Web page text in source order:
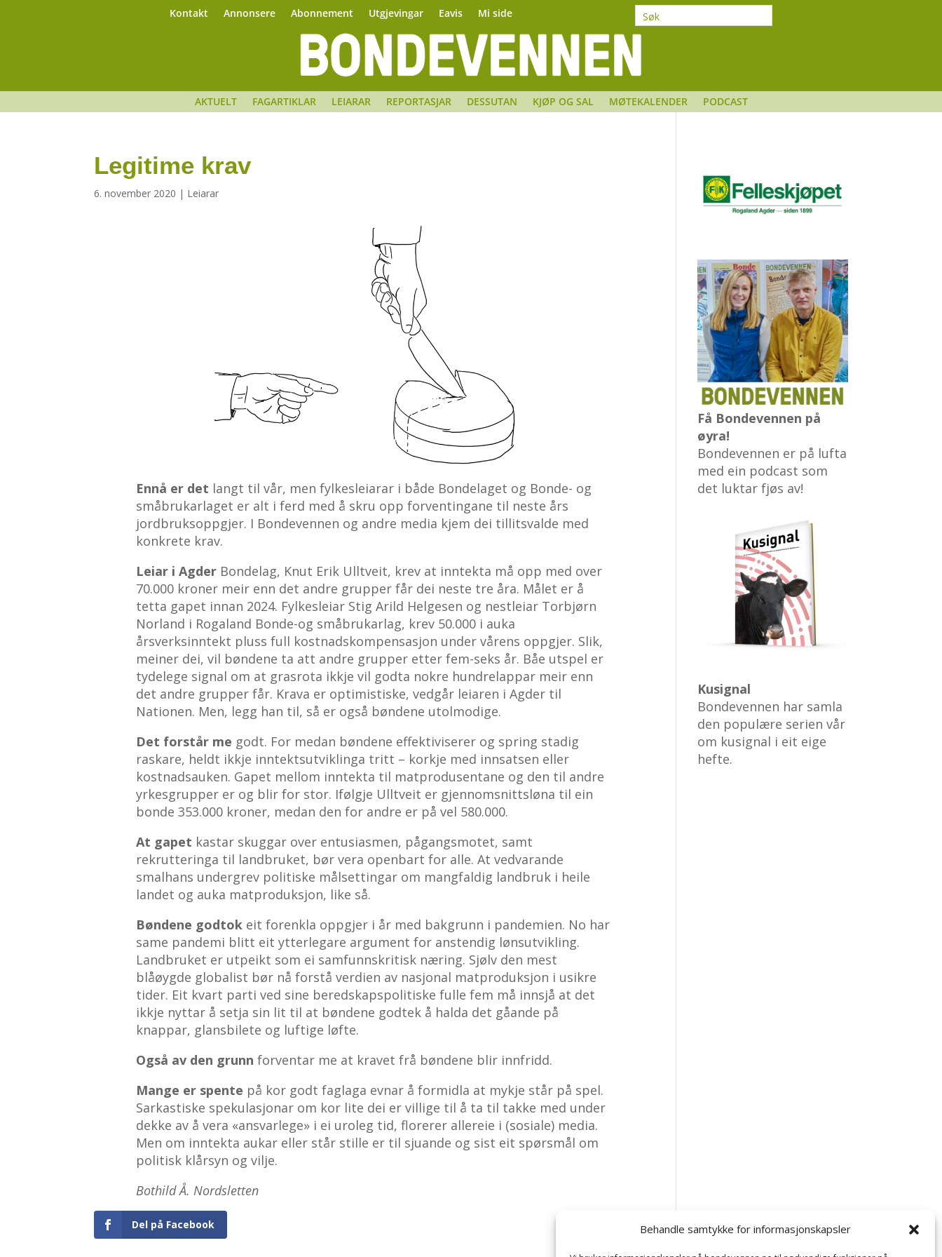
Behandle samtykke for informasjonskapsler
Kontakt Annonsere Abonnement Utgjevingar Eavis Mi side
AKTUELT FAGARTIKLAR LEIARAR REPORTASJAR DESSUTAN KJØP OG SAL MØTEKALENDER PODCAST
Legitime krav
6. november 2020 | Leiarar
Ennå er det langt til vår, men fylkesleiarar i både Bondelaget og Bonde- og
småbrukarlaget er alt i ferd med å skru opp forventingane til neste års
jordbruksoppgjer. I Bondevennen og andre media kjem dei tillitsvalde med
konkrete krav.
Leiar i Agder Bondelag, Knut Erik Ulltveit, krev at inntekta må opp med over
70.000 kroner meir enn det andre grupper får dei neste tre åra. Målet er å
tetta gapet innan 2024. Fylkesleiar Stig Arild Helgesen og nestleiar Torbjørn
Norland i Rogaland Bonde-og småbrukarlag, krev 50.000 i auka
årsverksinntekt pluss full kostnadskompensasjon under vårens oppgjer. Slik,
meiner dei, vil bøndene ta att andre grupper etter fem-seks år. Båe utspel er
tydelege signal om at grasrota ikkje vil godta nokre hundrelappar meir enn
det andre grupper får. Krava er optimistiske, vedgår leiaren i Agder til
Nationen. Men, legg han til, så er også bøndene utolmodige.
Det forstår me godt. For medan bøndene effektiviserer og spring stadig
raskare, heldt ikkje inntektsutviklinga tritt – korkje med innsatsen eller
kostnadsauken. Gapet mellom inntekta til matprodusentane og den til andre
yrkesgrupper er og blir for stor. Ifølgje Ulltveit er gjennomsnittsløna til ein
bonde 353.000 kroner, medan den for andre er på vel 580.000.
At gapet kastar skuggar over entusiasmen, pågangsmotet, samt
rekrutteringa til landbruket, bør vera openbart for alle. At vedvarande
smalhans undergrev politiske målsettingar om mangfaldig landbruk i heile
landet og auka matproduksjon, like så.
Bøndene godtok eit forenkla oppgjer i år med bakgrunn i pandemien. No har
same pandemi blitt eit ytterlegare argument for anstendig lønsutvikling.
Landbruket er utpeikt som ei samfunnskritisk næring. Sjølv den mest
blåøygde globalist bør nå forstå verdien av nasjonal matproduksjon i usikre
tider. Eit kvart parti ved sine beredskapspolitiske fulle fem må innsjå at det
ikkje nyttar å setja sin lit til at bøndene godtek å halda det gåande på
knappar, glansbilete og luftige løfte.
Også av den grunn forventar me at kravet frå bøndene blir innfridd.
Mange er spente på kor godt faglaga evnar å formidla at mykje står på spel.
Sarkastiske spekulasjonar om kor lite dei er villige til å ta til takke med under
dekke av å vera «ansvarlege» i ei uroleg tid, florerer allereie i (sosiale) media.
Men om inntekta aukar eller står stille er til sjuande og sist eit spørsmål om
politisk klårsyn og vilje.
Bothild Å. Nordsletten
Del på Facebook
Få Bondevennen på
øyra!
Bondevennen er på lufta
med ein podcast som
det luktar fjøs av!
Kusignal
Bondevennen har samla
den populære serien vår
om kusignal i eit eige
hefte.